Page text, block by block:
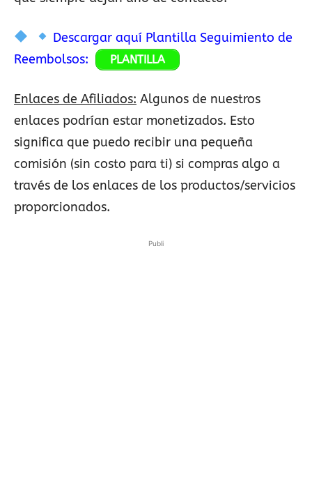
Descargar aquí Plantilla Seguimiento de
Reembolsos:
PLANTILLA
Enlaces de Afiliados: Algunos de nuestros
enlaces podrían estar monetizados. Esto
significa que puedo recibir una pequeña
comisión (sin costo para ti) si compras algo a
través de los enlaces de los productos/servicios
proporcionados.
Publi